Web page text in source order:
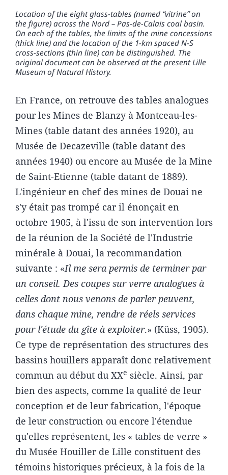
Location of the eight glass-tables (named “vitrine” on
the figure) across the Nord – Pas-de-Calais coal basin.
On each of the tables, the limits of the mine concessions
(thick line) and the location of the 1-km spaced N-S
cross-sections (thin line) can be distinguished. The
original document can be observed at the present Lille
Museum of Natural History.
En France, on retrouve des tables analogues
pour les Mines de Blanzy à Montceau-les-
Mines (table datant des années 1920), au
Musée de Decazeville (table datant des
années 1940) ou encore au Musée de la Mine
de Saint-Etienne (table datant de 1889).
L'ingénieur en chef des mines de Douai ne
s'y était pas trompé car il énonçait en
octobre 1905, à l'issu de son intervention lors
de la réunion de la Société de l'Industrie
minérale à Douai, la recommandation
suivante : «Il me sera permis de terminer par
un conseil. Des coupes sur verre analogues à
celles dont nous venons de parler peuvent,
dans chaque mine, rendre de réels services
pour l'étude du gîte à exploiter.» (Küss, 1905).
Ce type de représentation des structures des
bassins houillers apparaît donc relativement
commun au début du XXe siècle. Ainsi, par
bien des aspects, comme la qualité de leur
conception et de leur fabrication, l'époque
de leur construction ou encore l'étendue
qu'elles représentent, les « tables de verre »
du Musée Houiller de Lille constituent des
témoins historiques précieux, à la fois de la